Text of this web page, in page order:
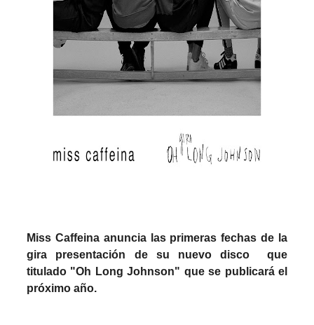
Miss Caffeina anuncia las primeras fechas de la
gira presentación de su nuevo disco que
titulado "Oh Long Johnson" que se publicará el
próximo año.